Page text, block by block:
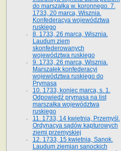
do marszałka w. koronnego. 7.
1733, 20 marca, Wisznia.
Konfederacya województwa
ruskiego
8. 1733, 26 marca, Wisznia.
Laudum ziem
skonfederowanych
województwa ruskiego
9. 1733, 26 marca, Wisznia.
Marszałek konfederacyi
województwa ruskiego do
Prymasa
10. 1733, koniec marca, s. 1.
Odpowiedź prymasa na list
marszałka województwa
ruskiego
11. 1733, 14 kwietnia, Przemyśl.
Ordynacya sądów kapturowych
ziemi przemyskiej
12. 1733, 15 kwietnia, Sanok.
Laudum ziemian sanockich